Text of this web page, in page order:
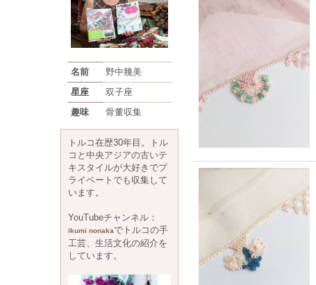
名前
野中幾美
星座
双子座
趣味
骨董収集
トルコ在歴30年目。トル
コと中央アジアの古いテ
キスタイルが大好きでプ
ライベートでも収集して
います。
YouTubeチャンネル：
ikumi nonakaでトルコの手
工芸、生活文化の紹介を
しています。